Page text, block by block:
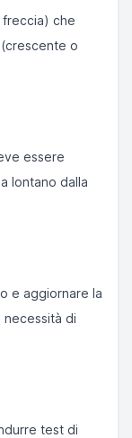
freccia) che
o
essere
lontano dalla
e aggiornare la
necessità di
test di